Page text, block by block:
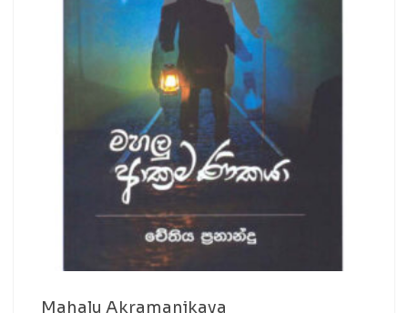
Mahalu Akramanikaya